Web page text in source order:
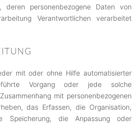
deren personenbezogene Daten von
Verantwortlichen verarbeitet
mit oder ohne Hilfe automatisierter
Vorgang oder jede solche
mit personenbezogenen
das Erfassen, die Organisation,
Speicherung, die Anpassung oder